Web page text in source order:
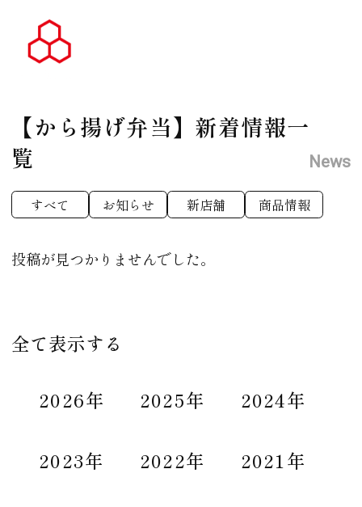
【から揚げ弁当】 新着情報一
覧
News
すべて お知らせ 新店舗 商品情報
投稿が見つかりませんでした。
全て表示する
2026年 2025年 2024年
2023年 2022年 2021年